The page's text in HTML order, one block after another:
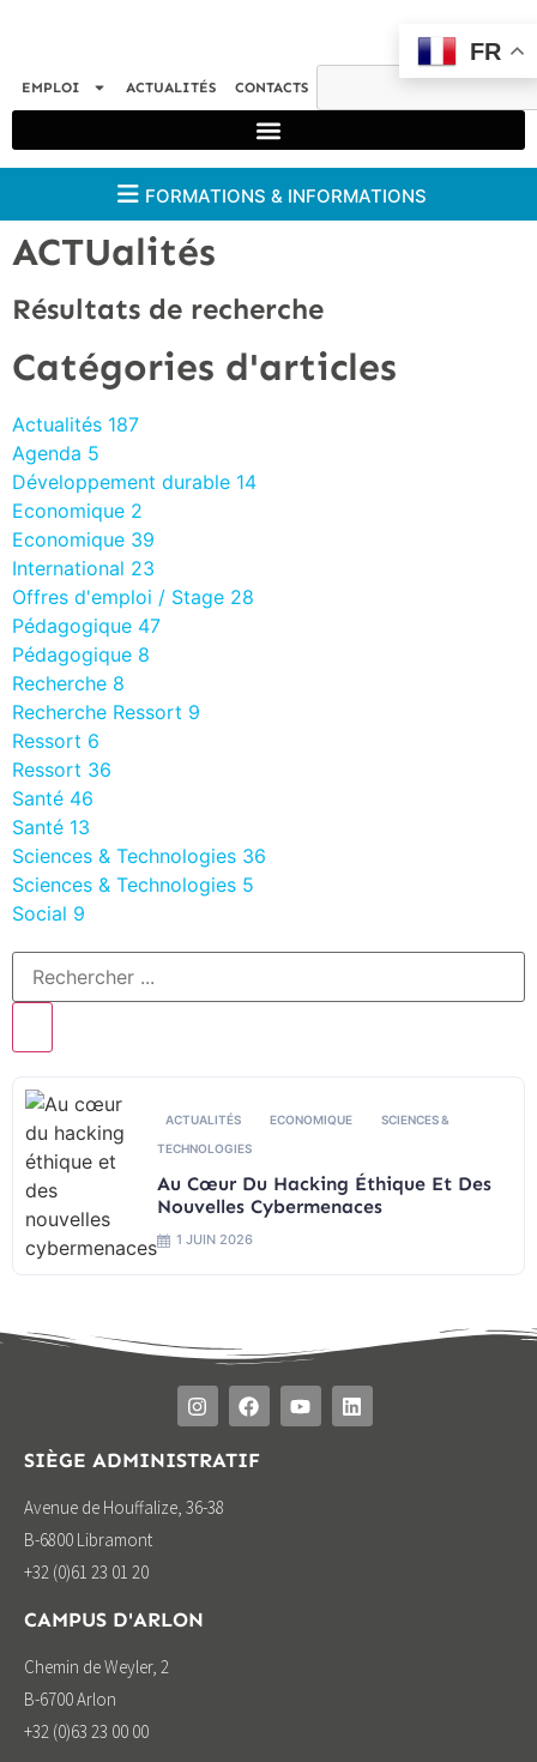
EMPLOI ACTUALITÉS CONTACTS
FORMATIONS & INFORMATIONS
ACTUalités
Résultats de recherche
Catégories d'articles
Actualités 187
Agenda 5
Développement durable 14
Economique 2
Economique 39
International 23
Offres d'emploi / Stage 28
Pédagogique 47
Pédagogique 8
Recherche 8
Recherche Ressort 9
Ressort 6
Ressort 36
Santé 46
Santé 13
Sciences & Technologies 36
Sciences & Technologies 5
Social 9
ACTUALITÉS ECONOMIQUE
SCIENCES &
TECHNOLOGIES
Au Cœur Du Hacking Éthique Et Des
Nouvelles Cybermenaces
1 JUIN 2026
SIÈGE ADMINISTRATIF
Avenue de Houffalize, 36-38
B-6800 Libramont
+32 (0)61 23 01 20
CAMPUS D'ARLON
Chemin de Weyler, 2
B-6700 Arlon
+32 (0)63 23 00 00
FR